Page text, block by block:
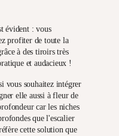
évident : vous
profiter de toute la
à des tiroirs très
et audacieux !
vous souhaitez intégrer
elle aussi à fleur de
car les niches
que l'escalier
cette solution que